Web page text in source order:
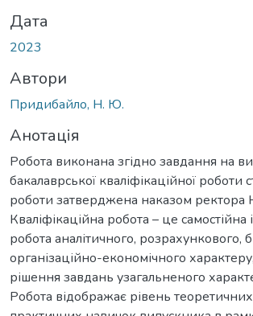
Дата
2023
Автори
Придибайло, Н. Ю.
Анотація
Робота виконана згідно завдання на
бакалаврської кваліфікаційної роботи
роботи затверджена наказом ректора
Кваліфікаційна робота – це самостійна
робота аналітичного, розрахункового,
організаційно-економічного
рішення завдань узагальненого
Робота відображає рівень